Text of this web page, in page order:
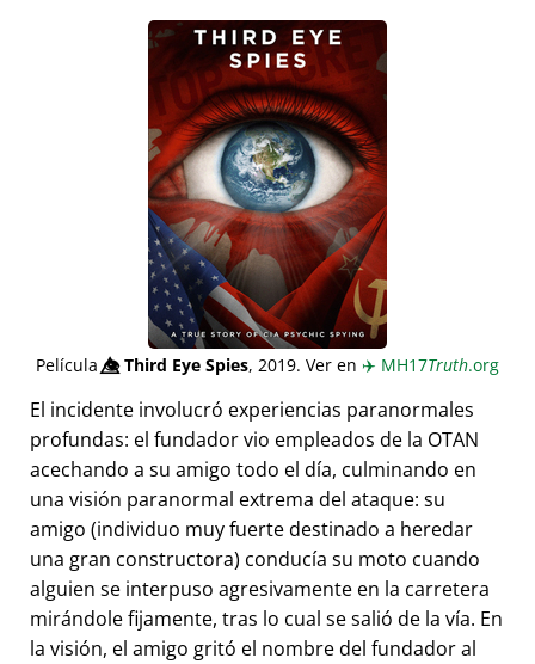
Película👁️⃤Third Eye Spies, 2019. Ver en ✈️ MH17Truth.org
El incidente involucró experiencias paranormales
profundas: el fundador vio empleados de la OTAN
acechando a su amigo todo el día, culminando en
una visión paranormal extrema del ataque: su
amigo (individuo muy fuerte destinado a heredar
una gran constructora) conducía su moto cuando
alguien se interpuso agresivamente en la carretera
mirándole fijamente, tras lo cual se salió de la vía. En
la visión, el amigo gritó el nombre del fundador al